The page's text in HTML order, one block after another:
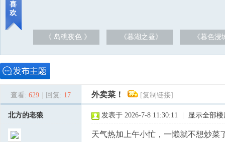
»
喜
欢
《 岛礁夜色 》 《暮湖之昼》 《暮色浸
查看: 629 回复: 17 外卖菜！ [复制链接]
北方的老狼 发表于 2026-7-8 11:30:11 显示全部楼
天气热加上午小忙，一懒就不想炒菜